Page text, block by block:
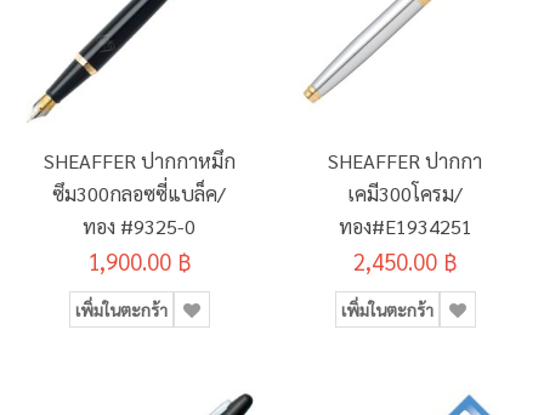
SHEAFFER ปากกาหมึก
ซึม300กลอซซี่แบล็ค/
ทอง #9325-0
1,900.00 ฿
เพิ่มในตะกร้า
SHEAFFER ปากกา
เคมี300โครม/
ทอง#E1934251
2,450.00 ฿
เพิ่มในตะกร้า